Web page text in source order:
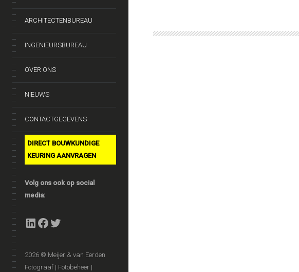
ARCHITECTENBUREAU
INGENIEURSBUREAU
OVER ONS
NIEUWS
CONTACTGEGEVENS
DIRECT BOUWKUNDIGE
KEURING AANVRAGEN
Volg ons ook op social
media:
LinkedIn
Facebook
2026 © Meijer & van Eerden
Fotograaf | Fotobeheer |